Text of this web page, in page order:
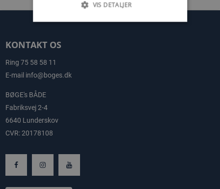
KONTAKT OS
Ring 75 58 58 11
E-mail info@boges.dk
BØGE's BÅDE
Fabriksvej 2-4
6640 Lunderskov
CVR: 20178108
VIS DETALJER